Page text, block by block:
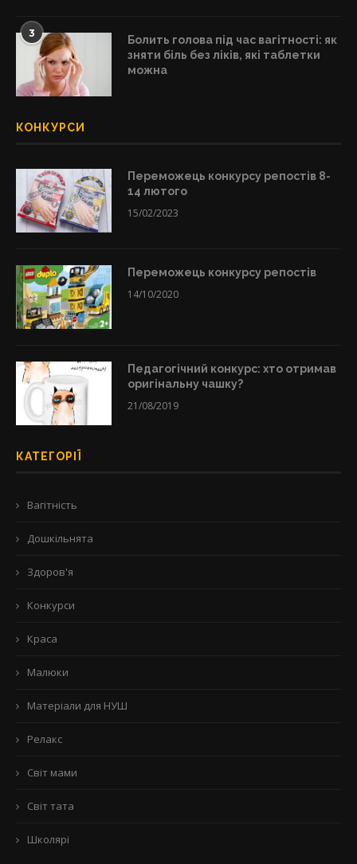
3
Болить голова під час вагітності: як
зняти біль без ліків, які таблетки
можна
КОНКУРСИ
Переможець конкурсу репостів 8-
14 лютого
15/02/2023
Переможець конкурсу репостів
14/10/2020
Педагогічний конкурс: хто отримав
оригінальну чашку?
21/08/2019
КАТЕГОРІЇ
Вагітність
Дошкільнята
Здоров'я
Конкурси
Краса
Малюки
Матеріали для НУШ
Релакс
Світ мами
Світ тата
Школярі